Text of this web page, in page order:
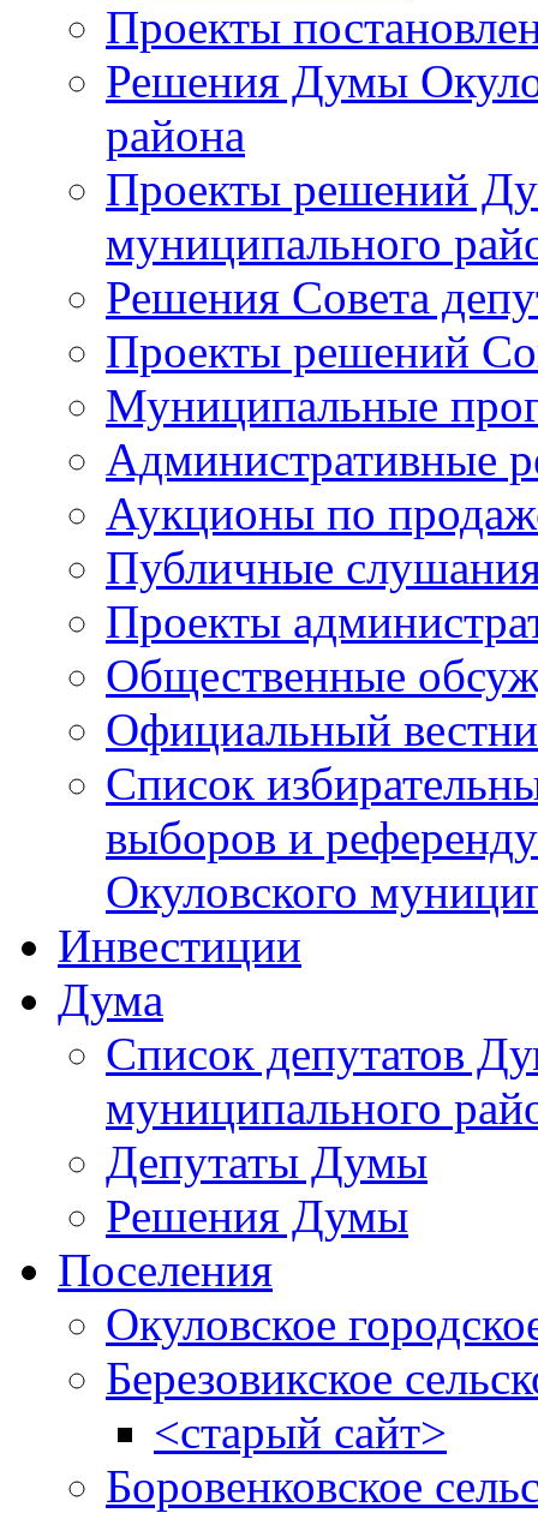
Проекты
Решения Думы
района
Проекты решений
муниципального
Решения Совета
Проекты решений
Муниципальные
Административные
Аукционы по
Публичные
Проекты
Общественные
Официальный
Список
выборов и
Окуловского
Инвестиции
Дума
Список депутатов
муниципального
Депутаты Думы
Решения Думы
Поселения
Окуловское
Березовикское
<старый сайт>
Боровенковское